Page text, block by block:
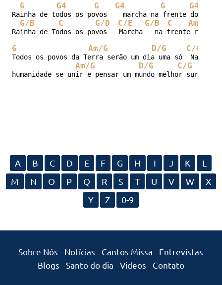
G G4 G G4 G G4
Rainha de todos os povos    marcha na frente dos
G/B C G/D C/E G/B C Am
Rainha de Todos os povos   Marcha   na frente rumo a
G Am/G D/G C/G
Todos os povos da Terra serão um dia uma só  Nação
Am/G D/G C/G
humanidade se unir e pensar um mundo melhor surgirá!
A B C D E F G H I J K
L
M
N O P Q R S T U V W
X
Y
Z 0-9
Sobre Nós Notícias Cantos Missa
Entrevistas
Blogs
Santo do dia Videos Contato